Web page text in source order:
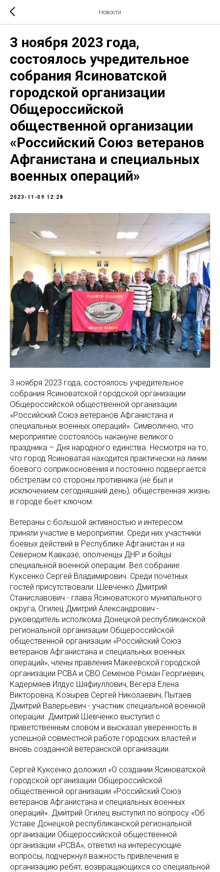
Новости
3 ноября 2023 года,
состоялось учредительное
собрания Ясиноватской
городской организации
Общероссийской
общественной организации
«Российский Союз ветеранов
Афганистана и специальных
военных операций»
2023-11-09 12:28
3 ноября 2023 года, состоялось учредительное
собрания Ясиноватской городской организации
Общероссийской общественной организации
«Российский Союз ветеранов Афганистана и
специальных военных операций». Символично, что
мероприятие состоялось накануне великого
праздника – Дня народного единства. Несмотря на то,
что город Ясиноватая находится практически на линии
боевого соприкосновения и постоянно подвергается
обстрелам со стороны противника (не был и
исключением сегодняшний день), общественная жизнь
в городе бьет ключом.
Ветераны с большой активностью и интересом
приняли участие в мероприятии. Среди них участники
боевых действий в Республике Афганистан и на
Северном Кавказе, ополченцы ДНР и бойцы
специальной военной операции. Вел собрание
Куксенко Сергей Владимирович. Среди почетных
гостей присутствовали: Шевченко Дмитрий
Станиславович - глава Ясиноватского мунипального
округа, Огилец Дмитрий Александрович -
руководитель исполкома Донецкой республиканской
региональной организации Общероссийской
общественной организации «Российский Союз
ветеранов Афганистана и специальных военных
операций», члены правления Макеевской городской
организации РСВА и СВО Семенов Роман Георгиевич,
Кадермяев Илдус Шяфиуллович, Вегера Елена
Викторовна, Козырев Сергей Николаевич, Пытаев
Дмитрий Валерьевич - участник специальной военной
операции. Дмитрий Шевченко выступил с
приветственным словом и высказал уверенность в
успешной совместной работе городских властей и
вновь созданной ветеранской организации.
Сергей Куксенко доложил «О создании Ясиноватской
городской организации Общероссийской
общественной организации «Российский Союз
ветеранов Афганистана и специальных военных
операций». Дмитрий Огилец выступил по вопросу «Об
Уставе Донецкой республиканской региональной
организации Общероссийской общественной
организации «РСВА», ответил на интересующие
вопросы, подчеркнул важность привлечения в
организацию ребят, возвращающихся со специальной